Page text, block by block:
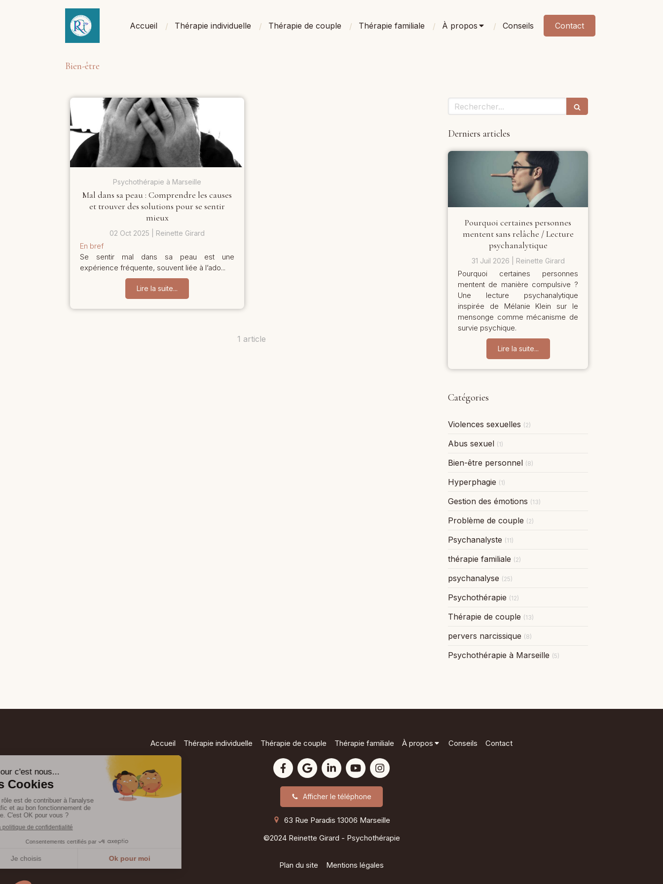
Accueil Thérapie individuelle Thérapie de couple Thérapie familiale À propos Conseils Contact
Bien-être
Psychothérapie à Marseille
Mal dans sa peau : Comprendre les causes
et trouver des solutions pour se sentir
mieux
02 Oct 2025 Reinette Girard
En bref
Se sentir mal dans sa peau est une
expérience fréquente, souvent liée à l’ado...
Lire la suite...
1 article
Rechercher
Derniers articles
Pourquoi certaines personnes
mentent sans relâche / Lecture
psychanalytique
31 Juil 2026 Reinette Girard
Pourquoi certaines personnes
mentent de manière compulsive ?
Une lecture psychanalytique
inspirée de Mélanie Klein sur le
mensonge comme mécanisme de
survie psychique.
Lire la suite...
Catégories
Violences sexuelles (2)
Abus sexuel (1)
Bien-être personnel (8)
Hyperphagie (1)
Gestion des émotions (13)
Problème de couple (2)
Psychanalyste (11)
thérapie familiale (2)
psychanalyse (25)
Psychothérapie (12)
Thérapie de couple (13)
pervers narcissique (8)
Psychothérapie à Marseille (5)
Accueil Thérapie individuelle Thérapie de couple Thérapie familiale À propos Conseils Contact
Afficher le téléphone
63 Rue Paradis 13006 Marseille
©2024 Reinette Girard - Psychothérapie
Plan du site Mentions légales